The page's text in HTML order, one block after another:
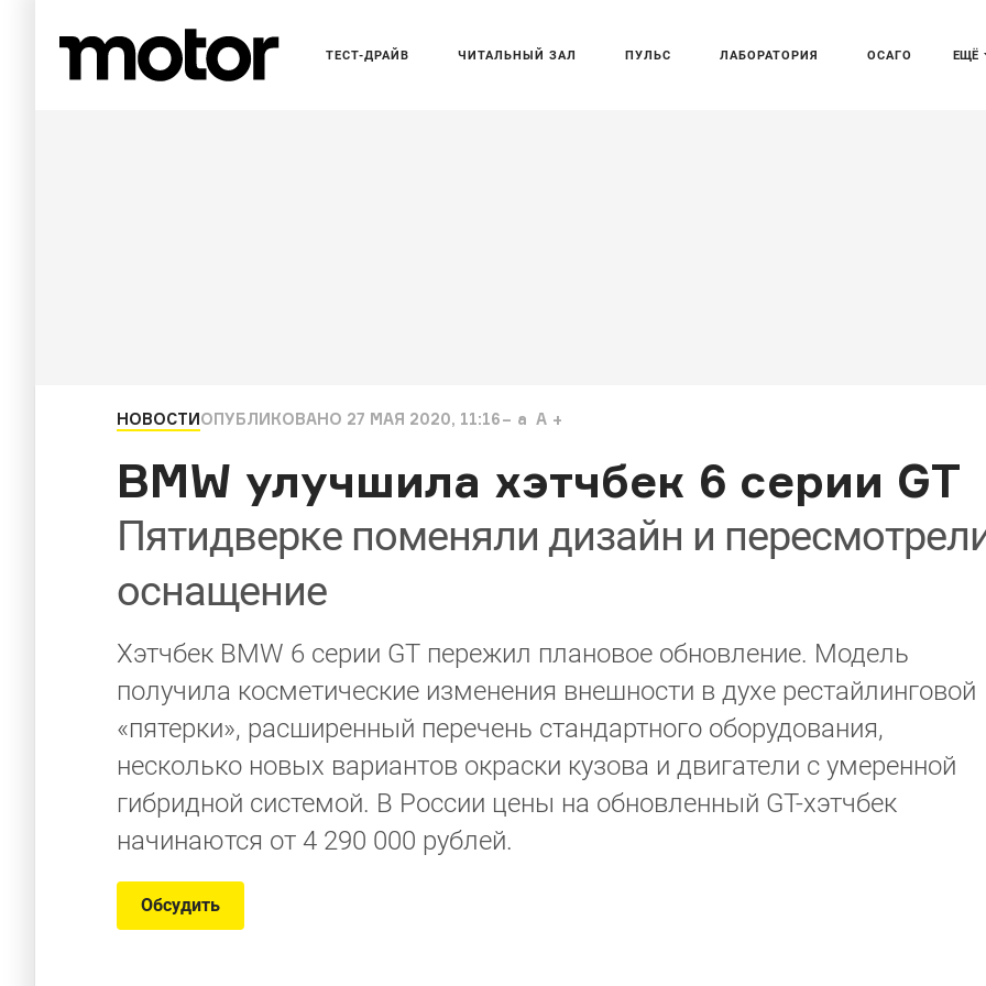
ЕЩЁ
ТЕСТ-ДРАЙВ ЧИТАЛЬНЫЙ ЗАЛ ПУЛЬС ЛАБОРАТОРИЯ ОСАГО
НОВОСТИОПУБЛИКОВАНО 27 МАЯ 2020, 11:16 a A
BMW улучшила хэтчбек 6 серии GT
Пятидверке поменяли дизайн и
оснащение
Хэтчбек BMW 6 серии GT пережил плановое обновление. Модель
получила косметические изменения внешности в духе рестайлинговой
«пятерки», расширенный перечень стандартного оборудования,
несколько новых вариантов окраски кузова и двигатели с умеренной
гибридной системой. В России цены на обновленный GT-хэтчбек
начинаются от 4 290 000 рублей.
Обсудить